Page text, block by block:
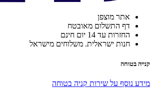
אתר מוצפן
דף התשלום מאובטח
החזרות עד 14 יום חינם
חנות ישראלית. משלוחים מישראל
קנייה בטוחה
מידע נוסף על שירות קניה בטוחה